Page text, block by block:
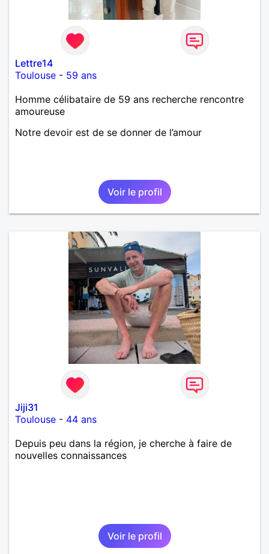
Lettre14
Toulouse - 59 ans
Homme célibataire de 59 ans recherche rencontre
amoureuse
Notre devoir est de se donner de l’amour
Voir le profil
Jiji31
Toulouse - 44 ans
Depuis peu dans la région, je cherche à faire de
nouvelles connaissances
Voir le profil